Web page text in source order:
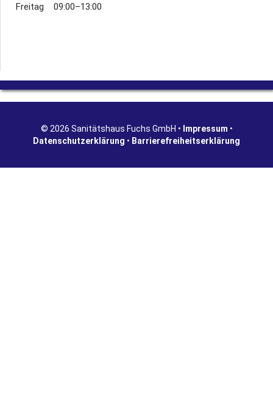
Freitag 09:00–13:00
© 2026 Sanitätshaus Fuchs GmbH • Impressum •
Datenschutzerklärung • Barrierefreiheitserklärung